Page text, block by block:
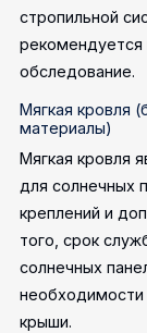
стропильной
рекомендуется
обследование.
Мягкая кровля
материалы)
Мягкая кровля
для солнечных
креплений и
того, срок
солнечных
крыши.